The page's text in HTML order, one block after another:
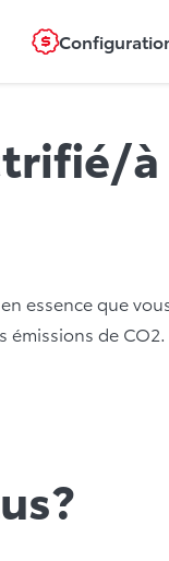
à
essence que
de CO2.